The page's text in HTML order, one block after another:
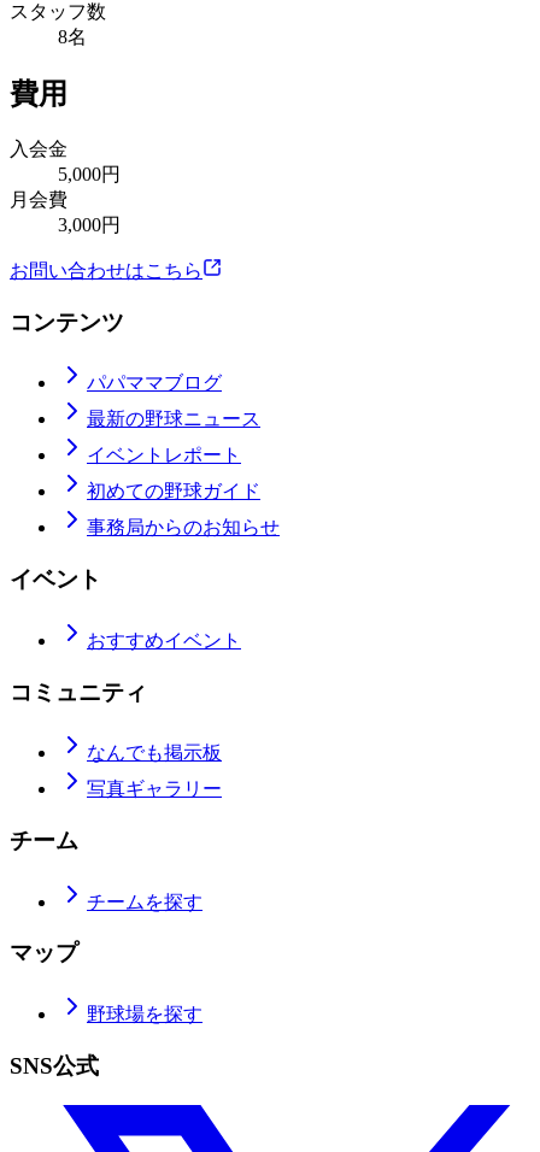
スタッフ数
8名
費用
入会金
5,000円
月会費
3,000円
お問い合わせはこちら
コンテンツ
パパママブログ
最新の野球ニュース
イベントレポート
初めての野球ガイド
事務局からのお知らせ
イベント
おすすめイベント
コミュニティ
なんでも掲示板
写真ギャラリー
チーム
チームを探す
マップ
野球場を探す
SNS公式